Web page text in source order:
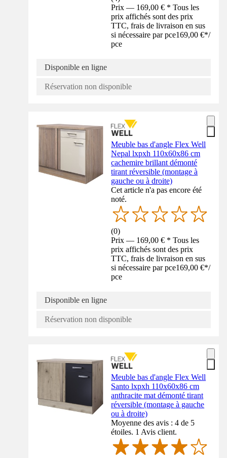
Prix — 169,00 € * Tous les
prix affichés sont des prix
TTC, frais de livraison en sus
si nécessaire par pce169,00 €*/
pce
Disponible en ligne
Réservation non disponible
Meuble bas d'angle Flex Well
Nepal lxpxh 110x60x86 cm
cachemire brillant démonté
tirant réversible (montage à
gauche ou à droite)
Cet article n'a pas encore été
noté.
(0)
Prix — 169,00 € * Tous les
prix affichés sont des prix
TTC, frais de livraison en sus
si nécessaire par pce169,00 €*/
pce
Disponible en ligne
Réservation non disponible
Meuble bas d'angle Flex Well
Santo lxpxh 110x60x86 cm
anthracite mat démonté tirant
réversible (montage à gauche
ou à droite)
Moyenne des avis : 4 de 5
étoiles. 1 Avis client.